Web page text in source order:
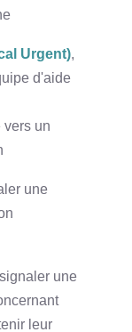
Urgent),
d'aide
vers un
une
une
leur